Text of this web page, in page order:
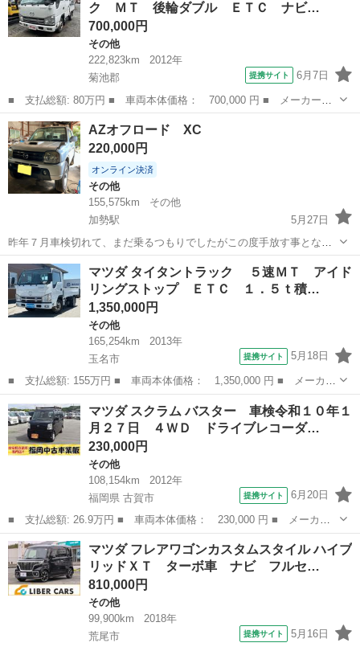
ー ＣＶＴ ...
ク ＭＴ 後輪ダブル ＥＴＣ ナビ…
700,000円
その他
222,823km
2012年
菊池郡
提携サイト 6月7日
■ 支払総額: 80万円 ■ 車両本体価格： 700,000 円 ■ メーカー
名： マツダ ■ 車種名： タイタントラック ■ グレード名：
Ｗキャブ トラック ＭＴ 後輪ダブル ＥＴＣ ナビ アイドリン
グストップ 電動...
熊本 菊池郡
AZオフロード XC
220,000円
オンライン決済
その他
155,575km
その他
加勢駅
5月27日
昨年７月車検切れて、まだ乗るつもりでしたがこの度手放す事となり
ました。 現状で買っていただける方宜しくお願い致します。 購入から
現在に至るまで屋根のある倉庫に駐車してありますので状態は悪くな
いかと思われます。 ※受け渡し後...
熊本 上益城郡 加勢駅 その他 オフロード
マツダ タイタントラック ５速ＭＴ アイド
リングストップ ＥＴＣ １．５ｔ積…
1,350,000円
その他
165,254km
2013年
玉名市
提携サイト 5月18日
■ 支払総額: 155万円 ■ 車両本体価格： 1,350,000 円 ■ メーカー
名： マツダ ■ 車種名： タイタントラック ■ グレード名：
５速ＭＴ アイドリングストップ ＥＴＣ １．５ｔ積載 ■ 排気
量： 30...
熊本 玉名市 その他
マツダ スクラム バスター 車検令和１０年１
月２７日 ４ＷＤ ドライブレコーダ…
230,000円
その他
108,154km
2012年
福岡県 古賀市
提携サイト 6月20日
■ 支払総額: 26.9万円 ■ 車両本体価格： 230,000 円 ■ メーカー
名： マツダ ■ 車種名： スクラム ■ グレード名： バスター
車検令和１０年１月２７日 ４ＷＤ ドライブレコーダー ルーフキ
ャリア ５速...
福岡 古賀市 その他
マツダ フレアワゴンカスタムスタイル ハイブ
リッドＸＴ ターボ車 ナビ フルセ…
810,000円
その他
99,900km
2018年
荒尾市
提携サイト 5月16日